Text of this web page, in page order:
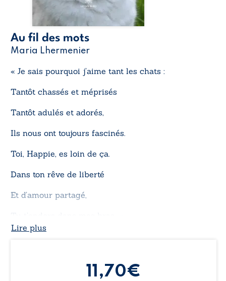
Au fil des mots
Maria Lhermenier
« Je sais pourquoi j’aime tant les chats :
Tantôt chassés et méprisés
Tantôt adulés et adorés,
Ils nous ont toujours fascinés.
Toi, Happie, es loin de ça.
Dans ton rêve de liberté
Et d’amour partagé,
Lire plus
11,70€